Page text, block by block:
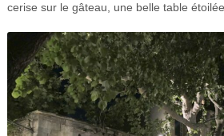
cerise sur le gâteau, une belle table